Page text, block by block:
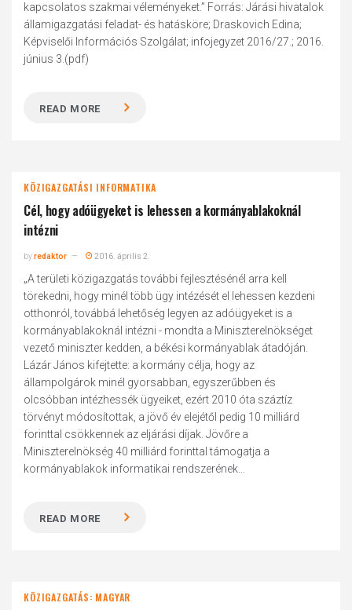
kapcsolatos szakmai véleményeket.” Forrás: Járási hivatalok
államigazgatási feladat- és hatásköre; Draskovich Edina;
Képviselői Információs Szolgálat; infojegyzet 2016/27.; 2016.
június 3.(pdf)
READ MORE
KÖZIGAZGATÁSI INFORMATIKA
Cél, hogy adóügyeket is lehessen a kormányablakoknál
intézni
byredaktor 2016. április 2.
„A területi közigazgatás további fejlesztésénél arra kell
törekedni, hogy minél több ügy intézését el lehessen kezdeni
otthonról, továbbá lehetőség legyen az adóügyeket is a
kormányablakoknál intézni - mondta a Miniszterelnökséget
vezető miniszter kedden, a békési kormányablak átadóján.
Lázár János kifejtette: a kormány célja, hogy az
állampolgárok minél gyorsabban, egyszerűbben és
olcsóbban intézhessék ügyeiket, ezért 2010 óta száztíz
törvényt módosítottak, a jövő év elejétől pedig 10 milliárd
forinttal csökkennek az eljárási díjak. Jövőre a
Miniszterelnökség 40 milliárd forinttal támogatja a
kormányablakok informatikai rendszerének...
READ MORE
KÖZIGAZGATÁS: MAGYAR